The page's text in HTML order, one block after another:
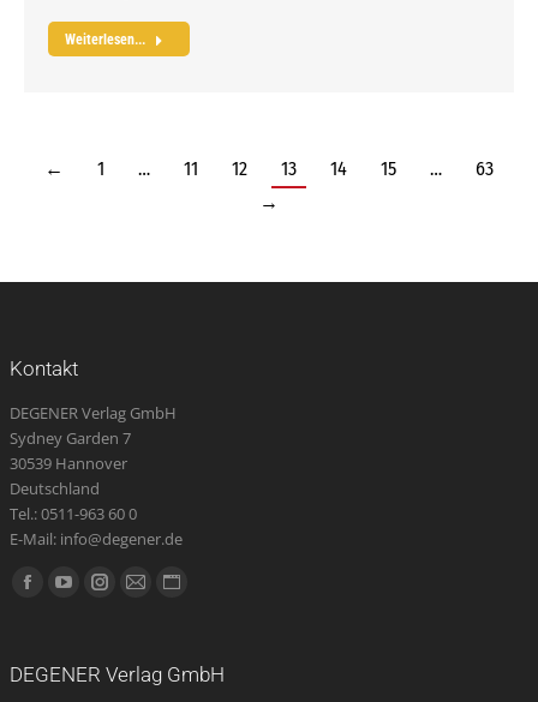
Weiterlesen...
← 1 … 11 12 13 14 15 …
63
→
Kontakt
DEGENER Verlag GmbH
Sydney Garden 7
30539 Hannover
Deutschland
Tel.: 0511-963 60 0
E-Mail: info@degener.de
Finden Sie uns auf:
Facebook
in
YouTube
in
Instagram
in
E-
opens
Website
in
DEGENER Verlag GmbH